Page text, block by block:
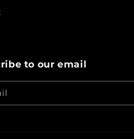
to our email